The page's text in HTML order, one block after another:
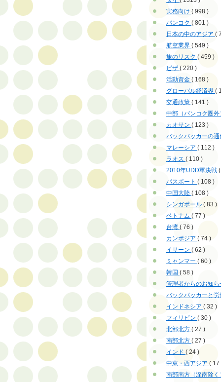
実務向け ( 998 )
バンコク ( 801 )
日本の中のアジア (
航空業界 ( 549 )
旅のリスク ( 459 )
ビザ ( 220 )
活動資金 ( 168 )
グローバル経済界 (
交通政策 ( 141 )
中部（バンコク圏
カオサン ( 123 )
バックパッカーの
マレーシア ( 112 )
ラオス ( 110 )
2010年UDD軍決戦
パスポート ( 108 )
中国大陸 ( 108 )
シンガポール ( 83 )
ベトナム ( 77 )
台湾 ( 76 )
カンボジア ( 74 )
イサーン ( 62 )
ミャンマー ( 60 )
韓国 ( 58 )
管理者からのお知
バックパッカーと
インドネシア ( 32 )
フィリピン ( 30 )
北部北方 ( 27 )
南部北方 ( 27 )
インド ( 24 )
中東・西アジア ( 17
南部南方（深南除